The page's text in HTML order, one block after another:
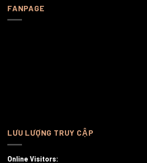
FANPAGE
LƯU LƯỢNG TRUY CẬP
Online Visitors: